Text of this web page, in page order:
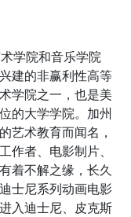
学院和音乐学院
建的非赢利性高等
学院之一，也是美
的大学学院。加州
艺术教育而闻名，
作者、电影制片、
着不解之缘，长久
士尼系列动画电影
入迪士尼、皮克斯